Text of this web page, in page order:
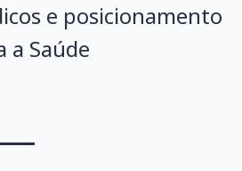
e posicionamento
a Saúde